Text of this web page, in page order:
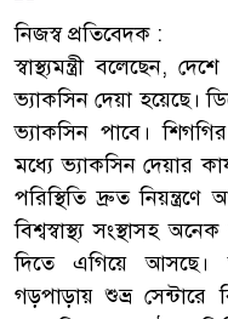
নিজস্ব প্রতিবেদক :
স্বাস্থ্যমন্ত্রী বলেছেন,
ভ্যাকসিন দেয়া হয়েছে।
ভ্যাকসিন পাবে।
মধ্যে ভ্যাকসিন দেয়ার
পরিস্থিতি দ্রুত
বিশ্বস্বাস্থ্য সংস্থাসহ
দিতে এগিয়ে আসছে।
গড়পাড়ায় শুভ্র সেন্টারে